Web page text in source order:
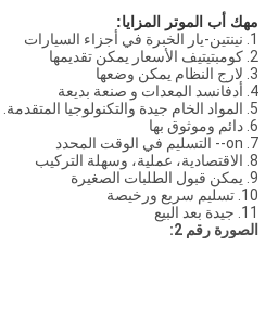
مهك أب الموتر المزايا:
1. نينتين-يار الخبرة في أجزاء السيارات
2. كومبتيتيف الأسعار يمكن تقديمها
3. لارج النظام يمكن وضعها
4. أدفانسد المعدات و صنعة بديعة
5. المواد الخام جيدة والتكنولوجيا المتقدمة. جودة عالية الجودة
6. دائم وموثوق بها
7. on-- التسليم في الوقت المحدد
8. الاقتصادية، عملية، وسهلة التركيب
9. يمكن قبول الطلبات الصغيرة
10. تسليم سريع ورخيصة
11. جيدة بعد البيع
الصورة رقم 2: